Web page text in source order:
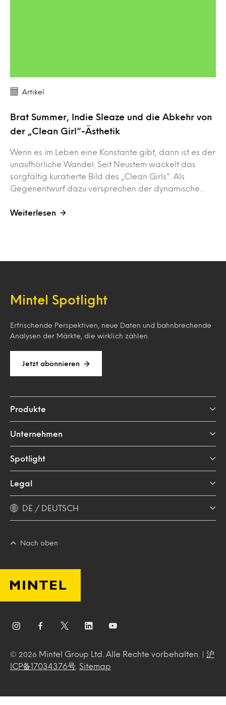
Artikel
Brat Summer, Indie Sleaze und die Abkehr von
der „Clean Girl“-Ästhetik
Wenn es im Leben eine Konstante gibt, dann ist es der
unaufhörliche Wandel. Seit Neustem wackelt das
sorgfältig kuratierte Bild des „Clean Girls“. Als
Gegenentwurf dazu versprechen der dynamische…
Weiterlesen
Mintel Spotlight
Erfrischende Perspektiven, neue Daten und bahnbrechende
Analysen der Märkte, die wirklich zählen.
Jetzt abonnieren
Produkte
Unternehmen
Spotlight
Legal
DE / DEUTSCH
Nach oben
© 2026 Mintel Group Ltd. Alle Rechte vorbehalten. | 沪
ICP备17034376号
Sitemap